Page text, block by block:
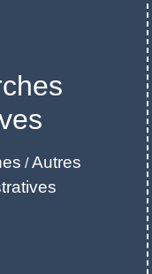
/Autres